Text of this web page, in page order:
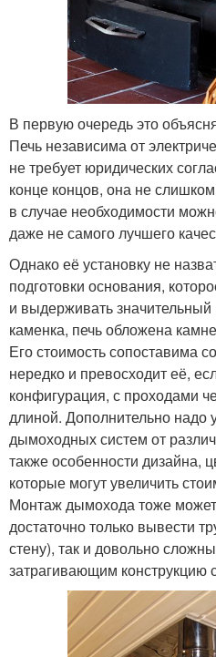
В первую очередь это
Печь независима от
не требует юридических
конце концов, она не
в случае необходимости
даже не самого лучшего
Однако её установку не
подготовки основания,
и выдерживать
каменка, печь обложена
Его стоимость сопоставима
нередко и превосходит её,
конфигурация, с проходами
длиной. Дополнительно надо
дымоходных систем от
также особенности дизайна,
которые могут увеличить
Монтаж дымохода тоже
достаточно только вывести
стену), так и довольно
затрагивающим конструкцию